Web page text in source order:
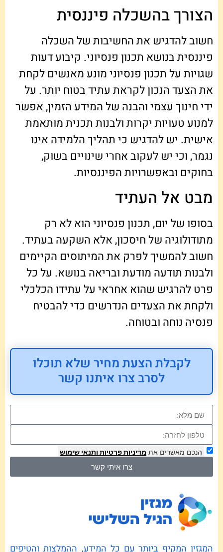
הצורך בהשכלה פיננסית
חשוב להדגיש את החשיבות של השכלה
פיננסית בנושא תכנון פנסיוני. קיבוע דעות
שגויות על תכנון פנסיוני מונע מאנשים לקחת
את הצעד הנכון לקראת עתיד בטוח יותר. על
ידי חינוך עצמי והבנה של המידע הזמין, אפשר
למנוע טעויות יקרות ולבנות תכנית מותאמת
אישית. יש להדגיש כי תהליך הלמידה אינו
נגמר, וכי יש לעקוב אחרי שינויים בשוק,
בחוקים ובאפשרויות הפיננסיות.
מבט אל העתיד
בסופו של יום, תכנון פנסיוני הוא לא רק
מתודולוגיה של חיסכון, אלא השקעה בעתיד.
חשוב להמשיך לפרק את המיתוסים הקיימים
ולבנות תודעה מודעת ובריאה בנושא. על כל
פרט להרגיש שהוא אחראי על עתידו הכלכלי
ולקחת את הצעדים הנדרשים כדי להבטיח
פנסיה נוחה ובטוחה.
לקבלת הצעת מחיר שלא תוכלו
לסרב צרו איתנו קשר
הנכם מאשרים את מדיניות פרטיות ותנאי שימוש
צרו איתי קשר
המגזין המקיף ביותר עם כל המידע, ההמלצות והטיפים